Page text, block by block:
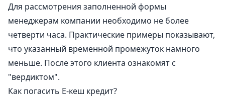
Для рассмотрения заполненной формы
менеджерам компании необходимо не более
четверти часа. Практические примеры показывают,
что указанный временной промежуток намного
меньше. После этого клиента ознакомят с
"вердиктом".
Как погасить Е-кеш кредит?